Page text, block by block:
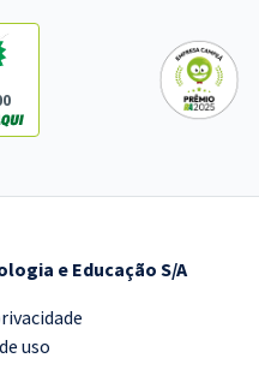
e Educação S/A
uso